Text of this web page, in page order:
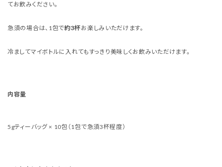
てお飲みください。
急須の場合は、1包で約3杯お楽しみいただけます。
冷ましてマイボトルに入れてもすっきり美味しくお飲みいただけます。
内容量
5gティーバッグ × 10包（1包で急須3杯程度）